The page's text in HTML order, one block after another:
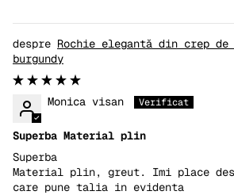
Rochie elegantă din crep
burgundy
Monica visan
Superba Material plin
Superba
Material plin, greut. Imi place
care pune talia in evidenta